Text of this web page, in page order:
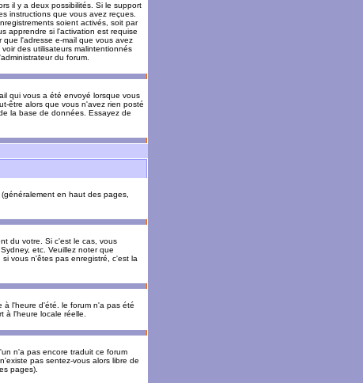
il y a deux possibilités. Si le support
instructions que vous avez reçues.
soient activés, soit par
apprendre si l'activation est requise
l'adresse e-mail que vous avez
des utilisateurs malintentionnés
du forum.
qui vous a été envoyé lorsque vous
être alors que vous n'avez rien posté
la base de données. Essayez de
(généralement en haut des pages,
du votre. Si c'est le cas, vous
etc. Veuillez noter que
vous n'êtes pas enregistré, c'est la
à l'heure d'été. le forum n'a pas été
l'heure locale réelle.
n'a pas encore traduit ce forum
pas sentez-vous alors libre de
pages).